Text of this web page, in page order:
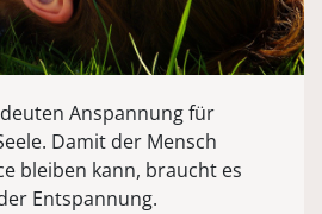
Anspannung für
Damit der Mensch
bleiben kann, braucht es
Entspannung.